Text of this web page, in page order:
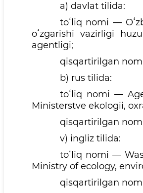
a) davlat tilida:
toʻliq nomi —
oʻzgarishi vazirligi
agentligi;
qisqartirilgan
b) rus tilida:
toʻliq nomi —
Ministerstve ekologii,
qisqartirilgan
v) ingliz tilida:
toʻliq nomi —
Ministry of ecology,
qisqartirilgan